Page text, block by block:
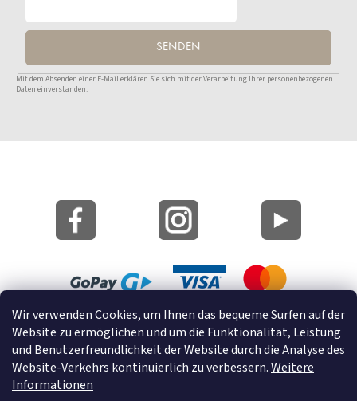
Wir verwenden Cookies, um Ihnen das bequeme Surfen auf der
Website zu ermöglichen und um die Funktionalität, Leistung
und Benutzerfreundlichkeit der Website durch die Analyse des
Website-Verkehrs kontinuierlich zu verbessern.Weitere
Informationen
SENDEN
Mit dem Absenden einer E-Mail erklären Sie sich mit der Verarbeitung Ihrer personenbezogenen
Daten einverstanden.
Lageplan
Cookies